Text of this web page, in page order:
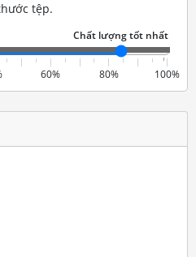
tệp.
60% 80% 100%